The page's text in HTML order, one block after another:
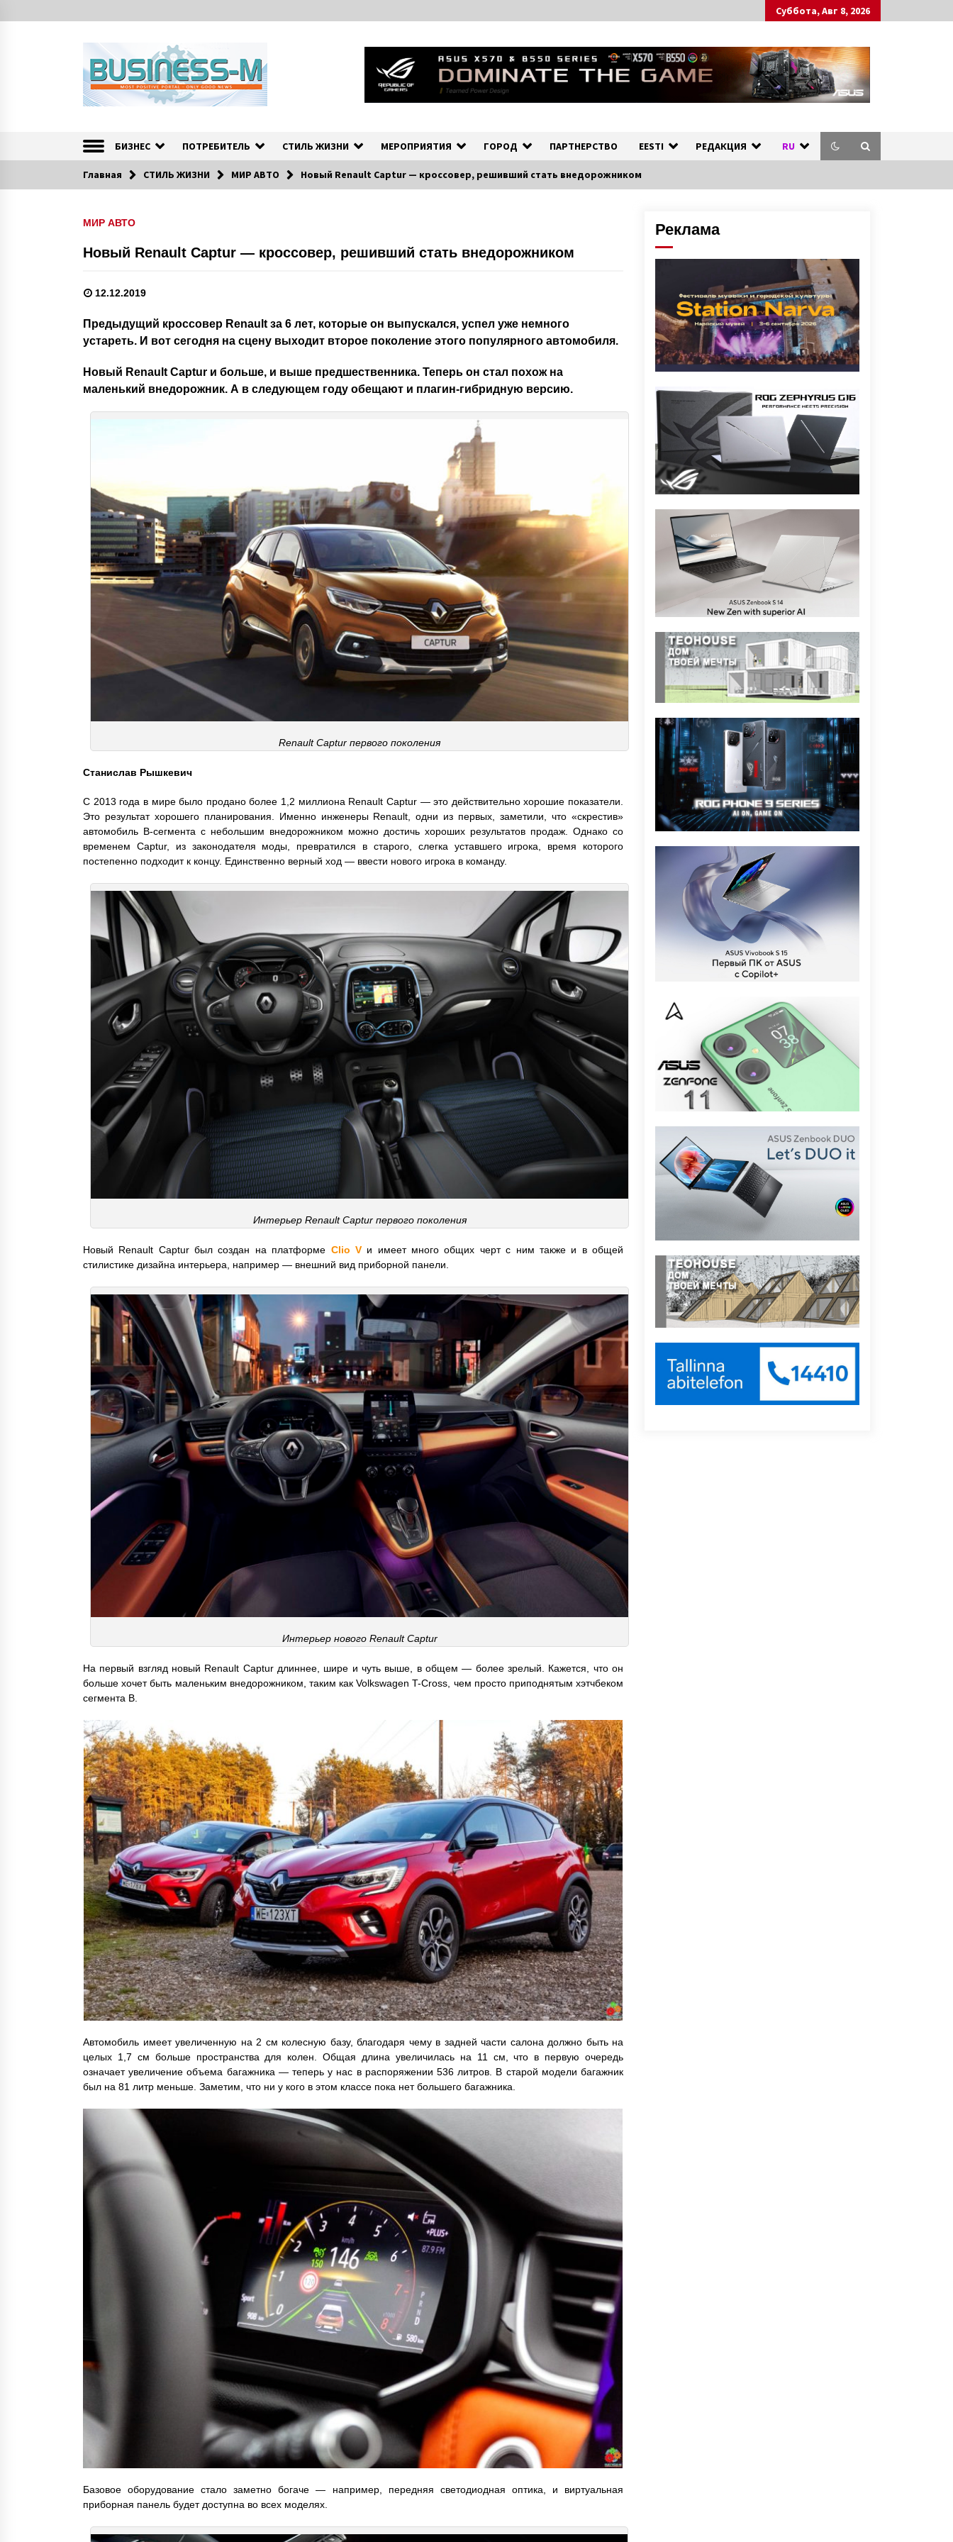
k
Суббота, Авг 8, 2026
БИЗНЕС ПОТРЕБИТЕЛЬ СТИЛЬ ЖИЗНИ МЕРОПРИЯТИЯ ГОРОД ПАРТНЕРСТВО EESTI РЕДАКЦИЯ RU
Главная СТИЛЬ ЖИЗНИ МИР АВТО Новый Renault Captur — кроссовер, решивший стать внедорожником
МИР АВТО
Новый Renault Captur — кроссовер, решивший стать внедорожником
12.12.2019
Предыдущий кроссовер Renault за 6 лет, которые он выпускался, успел уже немного
устареть. И вот сегодня на сцену выходит второе поколение этого популярного автомобиля.
Новый Renault Captur и больше, и выше предшественника. Теперь он стал похож на
маленький внедорожник. А в следующем году обещают и плагин-гибридную версию.
Renault Captur первого поколения
Станислав Рышкевич
С 2013 года в мире было продано более 1,2 миллиона Renault Captur — это действительно хорошие показатели.
Это результат хорошего планирования. Именно инженеры Renault, одни из первых, заметили, что «скрестив»
автомобиль B-сегмента с небольшим внедорожником можно достичь хороших результатов продаж. Однако со
временем Captur, из законодателя моды, превратился в старого, слегка уставшего игрока, время которого
постепенно подходит к концу. Единственно верный ход — ввести нового игрока в команду.
Интерьер Renault Captur первого поколения
Новый Renault Captur был создан на платформе Clio Vи имеет много общих черт с ним также и в общей
стилистике дизайна интерьера, например — внешний вид приборной панели.
Интерьер нового Renault Captur
На первый взгляд новый Renault Captur длиннее, шире и чуть выше, в общем — более зрелый. Кажется, что он
больше хочет быть маленьким внедорожником, таким как Volkswagen T-Cross, чем просто приподнятым хэтчбеком
сегмента B.
Автомобиль имеет увеличенную на 2 см колесную базу, благодаря чему в задней части салона должно быть на
целых 1,7 см больше пространства для колен. Общая длина увеличилась на 11 см, что в первую очередь
означает увеличение объема багажника — теперь у нас в распоряжении 536 литров. В старой модели багажник
был на 81 литр меньше. Заметим, что ни у кого в этом классе пока нет большего багажника.
Базовое оборудование стало заметно богаче — например, передняя светодиодная оптика, и виртуальная
приборная панель будет доступна во всех моделях.
Реклама